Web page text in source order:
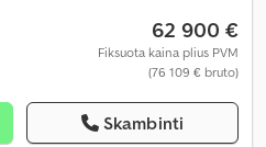
62 900 €
Fiksuota kaina plius PVM
(76 109 € bruto)
Skambinti